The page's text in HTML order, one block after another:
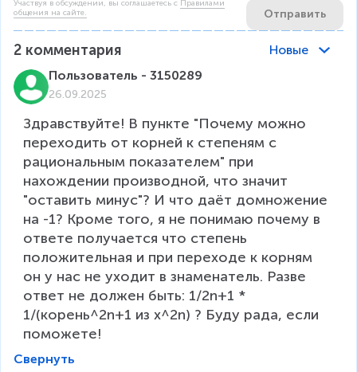
Участвуя в обсуждении, вы соглашаетесь c Правилами
общения на сайте.
Отправить
2 комментария
Новые
Пользователь - 3150289
26.09.2025
Здравствуйте! В пункте "Почему можно
переходить от корней к степеням с
рациональным показателем" при
нахождении производной, что значит
"оставить минус"? И что даёт домножение
на -1? Кроме того, я не понимаю почему в
ответе получается что степень
положительная и при переходе к корням
он у нас не уходит в знаменатель. Разве
ответ не должен быть: 1/2n+1 *
1/(корень^2n+1 из x^2n) ? Буду рада, если
поможете!
Свернуть